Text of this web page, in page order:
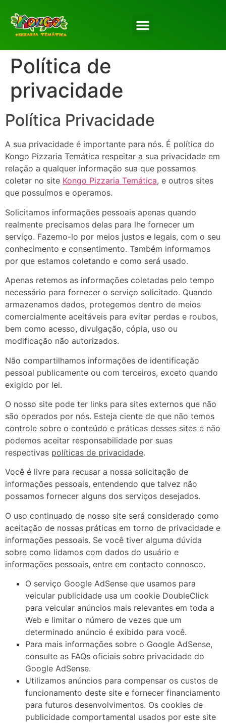
Política de
privacidade
Política Privacidade
A sua privacidade é importante para nós. É política do
Kongo Pizzaria Temática respeitar a sua privacidade em
relação a qualquer informação sua que possamos
coletar no site Kongo Pizzaria Temática, e outros sites
que possuímos e operamos.
Solicitamos informações pessoais apenas quando
realmente precisamos delas para lhe fornecer um
serviço. Fazemo-lo por meios justos e legais, com o seu
conhecimento e consentimento. Também informamos
por que estamos coletando e como será usado.
Apenas retemos as informações coletadas pelo tempo
necessário para fornecer o serviço solicitado. Quando
armazenamos dados, protegemos dentro de meios
comercialmente aceitáveis ​​para evitar perdas e roubos,
bem como acesso, divulgação, cópia, uso ou
modificação não autorizados.
Não compartilhamos informações de identificação
pessoal publicamente ou com terceiros, exceto quando
exigido por lei.
O nosso site pode ter links para sites externos que não
são operados por nós. Esteja ciente de que não temos
controle sobre o conteúdo e práticas desses sites e não
podemos aceitar responsabilidade por suas
respectivas políticas de privacidade.
Você é livre para recusar a nossa solicitação de
informações pessoais, entendendo que talvez não
possamos fornecer alguns dos serviços desejados.
O uso continuado de nosso site será considerado como
aceitação de nossas práticas em torno de privacidade e
informações pessoais. Se você tiver alguma dúvida
sobre como lidamos com dados do usuário e
informações pessoais, entre em contacto connosco.
O serviço Google AdSense que usamos para
veicular publicidade usa um cookie DoubleClick
para veicular anúncios mais relevantes em toda a
Web e limitar o número de vezes que um
determinado anúncio é exibido para você.
Para mais informações sobre o Google AdSense,
consulte as FAQs oficiais sobre privacidade do
Google AdSense.
Utilizamos anúncios para compensar os custos de
funcionamento deste site e fornecer financiamento
para futuros desenvolvimentos. Os cookies de
publicidade comportamental usados ​​por este site